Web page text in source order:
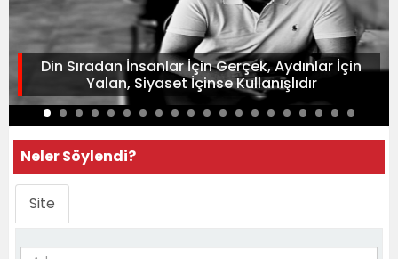
Din Sıradan İnsanlar İçin Gerçek, Aydınlar İçin
Yalan, Siyaset İçinse Kullanışlıdır
Neler Söylendi?
Site